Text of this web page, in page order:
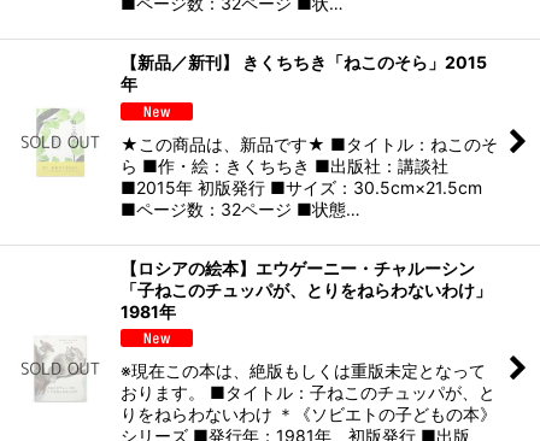
【新品／新刊】 きくちちき「ねこのそら」2015
年
★この商品は、新品です★ ■タイトル：ねこのそ
ら ■作・絵：きくちちき ■出版社：講談社
■2015年 初版発行 ■サイズ：30.5cm×21.5cm
■ページ数：32ページ ■状態…
【ロシアの絵本】エウゲーニー・チャルーシン
「子ねこのチュッパが、とりをねらわないわけ」
1981年
※現在この本は、絶版もしくは重版未定となって
おります。 ■タイトル：子ねこのチュッパが、と
りをねらわないわけ ＊《ソビエトの子どもの本》
シリーズ ■発行年：1981年 初版発行 ■出版